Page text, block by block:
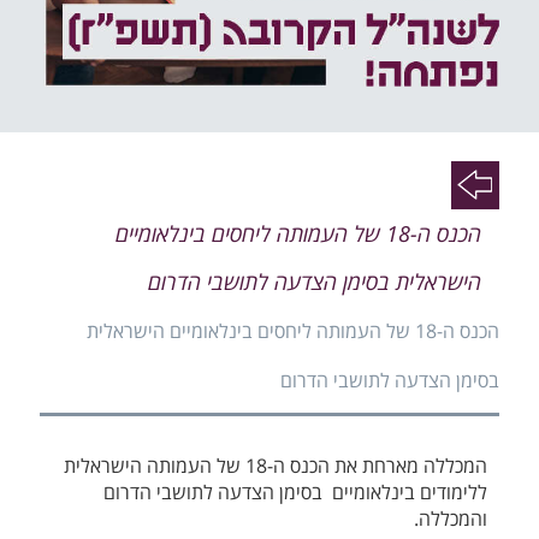
הכנס ה-18 של העמותה ליחסים בינלאומיים
הישראלית בסימן הצדעה לתושבי הדרום
הכנס ה-18 של העמותה ליחסים בינלאומיים הישראלית
בסימן הצדעה לתושבי הדרום
המכללה מארחת את הכנס ה-18 של העמותה הישראלית
ללימודים בינלאומיים בסימן הצדעה לתושבי הדרום
והמכללה.